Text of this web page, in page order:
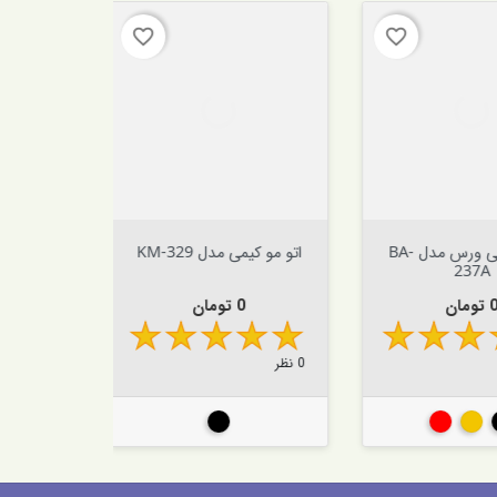
favorite_border
اتو مو بیبی ورس مدل BA-
طلایی قرمز
favorite_border
اتو مو کیمی مدل KM-329
قیمت
مشکی